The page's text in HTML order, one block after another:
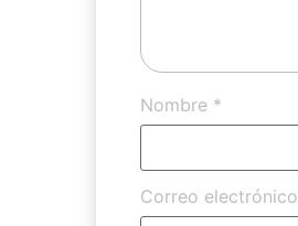
Nombre *
Correo electrónico